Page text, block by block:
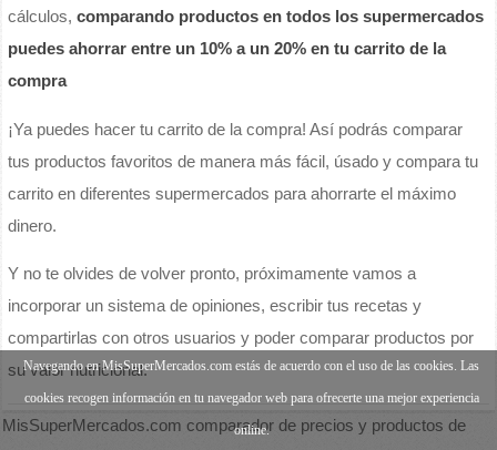
cálculos,comparando productos en todos los supermercados
puedes ahorrar entre un 10% a un 20% en tu carrito de la
compra
¡Ya puedes hacer tu carrito de la compra! Así podrás comparar
tus productos favoritos de manera más fácil, úsado y compara tu
carrito en diferentes supermercados para ahorrarte el máximo
dinero.
Y no te olvides de volver pronto, próximamente vamos a
incorporar un sistema de opiniones, escribir tus recetas y
compartirlas con otros usuarios y poder comparar productos por
su valor nutricional.
MisSuperMercados.com comparador de precios y productos de
Navegando en MisSuperMercados.com estás de acuerdo con el uso de las cookies. Las
cookies recogen información en tu navegador web para ofrecerte una mejor experiencia
online.